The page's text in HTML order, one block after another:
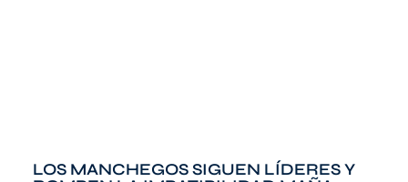
LOS MANCHEGOS SIGUEN LÍDERES Y